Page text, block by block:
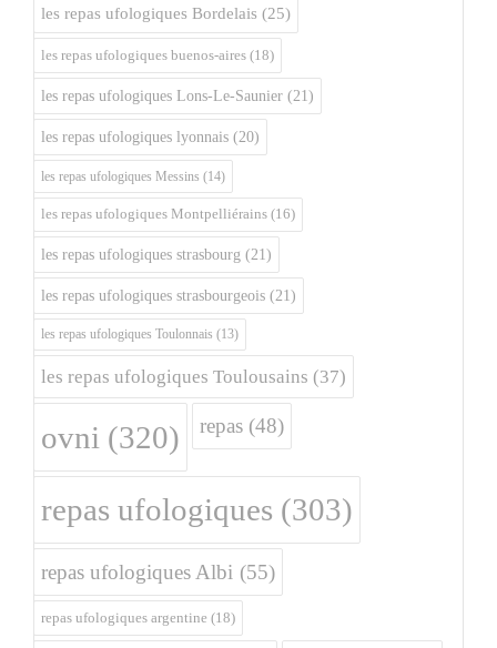
les repas ufologiques Bordelais (25)
les repas ufologiques buenos-aires (18)
les repas ufologiques Lons-Le-Saunier (21)
les repas ufologiques lyonnais (20)
les repas ufologiques Messins (14)
les repas ufologiques Montpelliérains (16)
les repas ufologiques strasbourg (21)
les repas ufologiques strasbourgeois (21)
les repas ufologiques Toulonnais (13)
les repas ufologiques Toulousains (37)
ovni (320) repas (48)
repas ufologiques (303)
repas ufologiques Albi (55)
repas ufologiques argentine (18)